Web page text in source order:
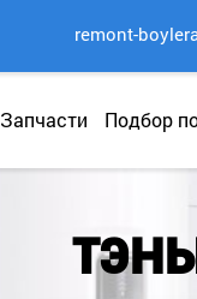
Запчасти Подбор
remont-